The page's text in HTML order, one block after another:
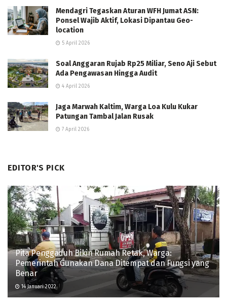
Mendagri Tegaskan Aturan WFH Jumat ASN:
Ponsel Wajib Aktif, Lokasi Dipantau Geo-
location
5 April 2026
Soal Anggaran Rujab Rp25 Miliar, Seno Aji Sebut
Ada Pengawasan Hingga Audit
4 April 2026
Jaga Marwah Kaltim, Warga Loa Kulu Kukar
Patungan Tambal Jalan Rusak
7 April 2026
EDITOR'S PICK
Pita Penggaduh Bikin Rumah Retak, Warga:
Pemerintah Gunakan Dana Ditempat dan Fungsi yang
Benar
14 Januari 2022